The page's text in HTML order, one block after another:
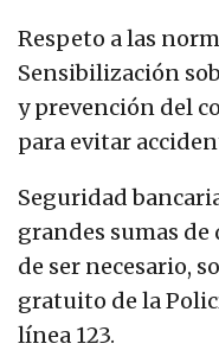
Respeto a las
Sensibilización
y prevención del
para evitar
Seguridad
grandes sumas de
de ser necesario,
gratuito de la
línea 123.